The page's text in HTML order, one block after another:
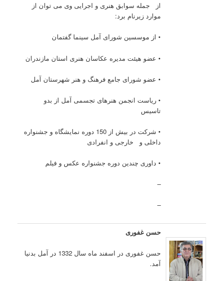
از جمله سوابق هنری و اجرایی وی می توان از
موارد زیرنام برد:
• از موسسين شورای آمل سینما گفتمان
• عضو هیئت مدیره عکاسان هنری استان مازندران
• عضو شورای جامع فرهنگ و هنر شهرستان آمل
• ریاست انجمن هنرهای تجسمی آمل از بدو
تاسیس
• شرکت در بیش از 150 دوره نمایشگاه و جشنواره
داخلی و خارجی و انفرادی
• داوری چندین دوره جشنواره عکس و فیلم
–
–
حسن غفوری
حسن غفوری در اسفند ماه سال 1332 در آمل بدنيا
آمد.